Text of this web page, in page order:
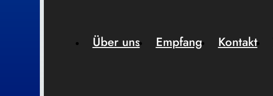
Über uns Empfang Kontakt